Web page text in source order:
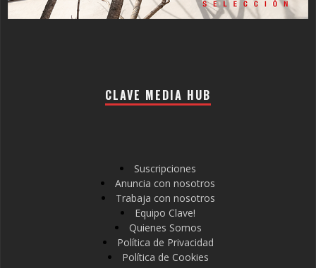
CLAVE MEDIA HUB
Suscripciones
Anuncia con nosotros
Trabaja con nosotros
Equipo Clave!
Quienes Somos
Política de Privacidad
Política de Cookies